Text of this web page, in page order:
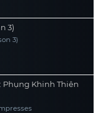
3)
3)
Phụng Khinh Thiên